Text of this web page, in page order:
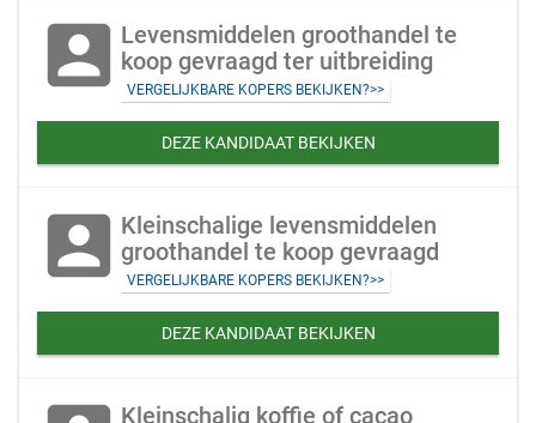
account_box Levensmiddelen groothandel te
koop gevraagd ter uitbreiding
VERGELIJKBARE KOPERS BEKIJKEN?>>
DEZE KANDIDAAT BEKIJKEN
account_box Kleinschalige levensmiddelen
groothandel te koop gevraagd
VERGELIJKBARE KOPERS BEKIJKEN?>>
DEZE KANDIDAAT BEKIJKEN
Kleinschalig koffie of cacao